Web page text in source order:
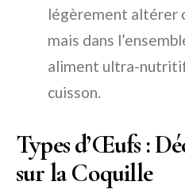
légèrement altérer
mais dans
aliment ultra-
cuisson.
Types d’Œufs :
sur la Coquille